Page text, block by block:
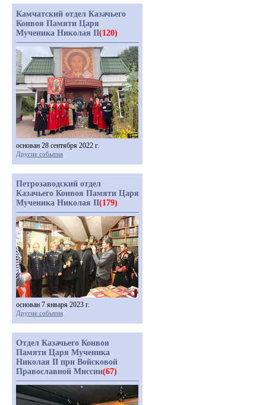
Камчатский отдел Казачьего
Конвоя Памяти Царя
Мученика Николая II(120)
основан 28 сентября 2022 г.
Другие события
Петрозаводский отдел
Казачьего Конвоя Памяти Царя
Мученика Николая II(179)
основан 7 января 2023 г.
Другие события
Отдел Казачьего Конвоя
Памяти Царя Мученика
Николая II при Войсковой
Православной Миссии(67)